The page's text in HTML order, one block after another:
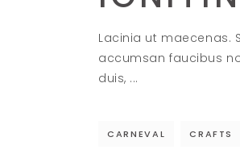
Lacinia ut maecenas.
accumsan faucibus
duis,
CARNEVAL CRAFTS